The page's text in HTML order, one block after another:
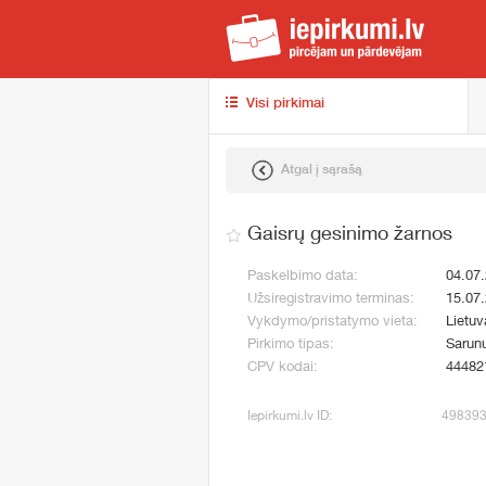
Visi pirkimai
Atgal į sąrašą
Gaisrų gesinimo žarnos
Paskelbimo data:
Užsiregistravimo terminas:
Vykdymo/pristatymo vieta:
Pirkimo tipas:
CPV kodai:
Iepirkumi.lv ID: